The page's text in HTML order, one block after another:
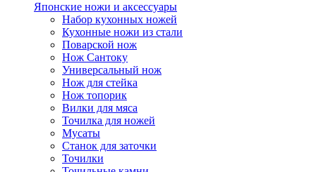
Японские ножи и аксессуары
Набор кухонных ножей
Кухонные ножи из стали
Поварской нож
Нож Сантоку
Универсальный нож
Нож для стейка
Нож топорик
Вилки для мяса
Точилка для ножей
Мусаты
Станок для заточки
Точилки